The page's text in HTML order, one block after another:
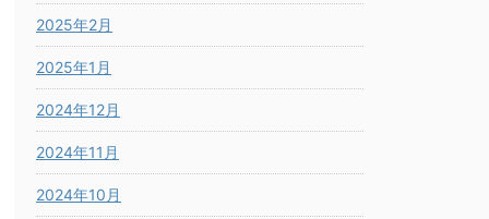
2025年2月
2025年1月
2024年12月
2024年11月
2024年10月